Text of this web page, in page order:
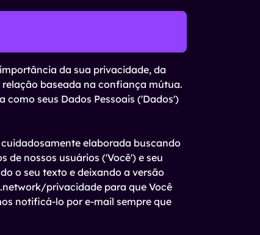
da sua privacidade, da
baseada na confiança mútua.
como seus Dados Pessoais ('Dados')
elaborada buscando
de nossos usuários ('Você') e seu
o seu texto e deixando a versão
privacidade para que Você
notificá-lo por e-mail sempre que